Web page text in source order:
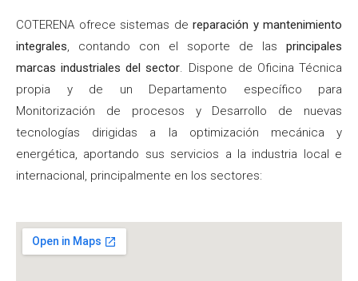
COTERENA ofrece sistemas de reparación y mantenimiento
integrales, contando con el soporte de las principales
marcas industriales del sector. Dispone de Oficina Técnica
propia y de un Departamento específico para
Monitorización de procesos y Desarrollo de nuevas
tecnologías dirigidas a la optimización mecánica y
energética, aportando sus servicios a la industria local e
internacional, principalmente en los sectores: